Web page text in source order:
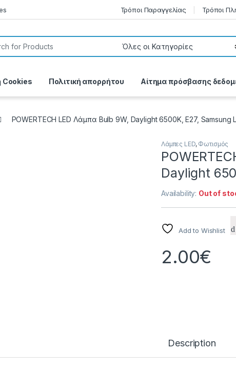
Τρόποι Παραγγελίας Τρόποι
Cookies Πολιτική απορρήτου Αίτημα πρόσβασης
POWERTECH LED Λάμπα Bulb 9W, Daylight 6500K, E27, Samsung
Λάμπες LED, Φωτισμός
Daylight
Availability: Out of
Add to Wishlist
2.00€
Description